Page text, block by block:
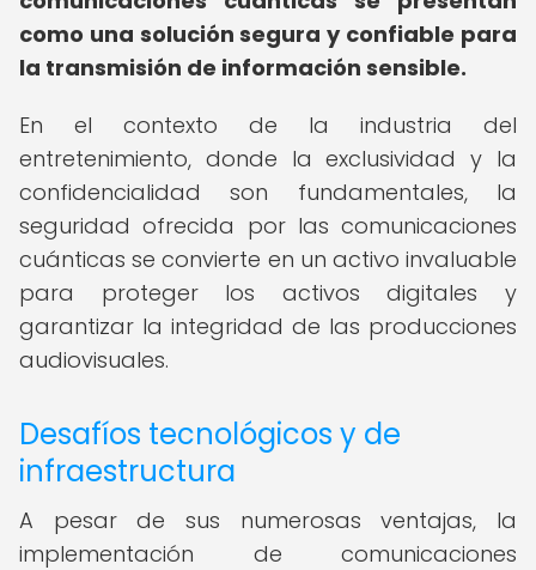
como una solución segura y confiable para
la transmisión de información sensible.
En el contexto de la industria del
entretenimiento, donde la exclusividad y la
confidencialidad son fundamentales, la
seguridad ofrecida por las comunicaciones
cuánticas se convierte en un activo invaluable
para proteger los activos digitales y
garantizar la integridad de las producciones
audiovisuales.
Desafíos tecnológicos y de
infraestructura
A pesar de sus numerosas ventajas, la
implementación de comunicaciones